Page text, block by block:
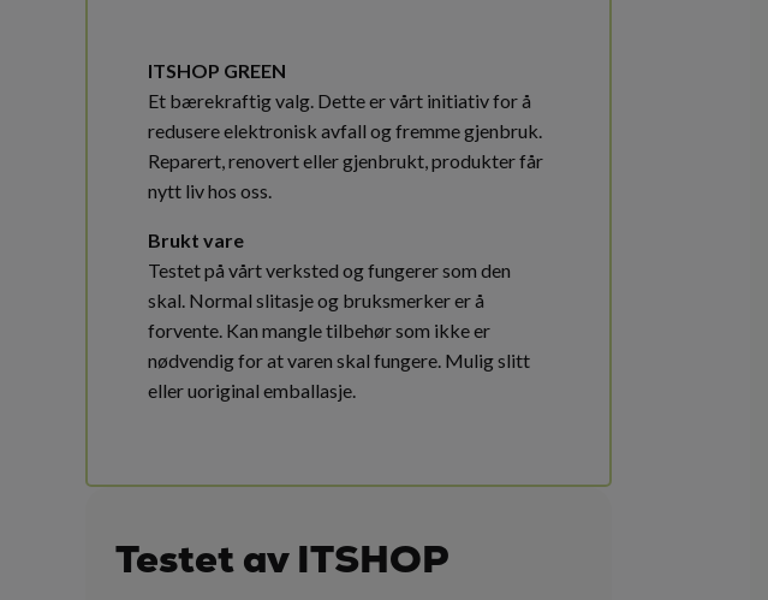
ITSHOP GREEN
Et bærekraftig valg. Dette er vårt initiativ for å
redusere elektronisk avfall og fremme gjenbruk.
Reparert, renovert eller gjenbrukt, produkter får
nytt liv hos oss.
Brukt vare
Testet på vårt verksted og fungerer som den
skal. Normal slitasje og bruksmerker er å
forvente. Kan mangle tilbehør som ikke er
nødvendig for at varen skal fungere. Mulig slitt
eller uoriginal emballasje.
Testet av ITSHOP